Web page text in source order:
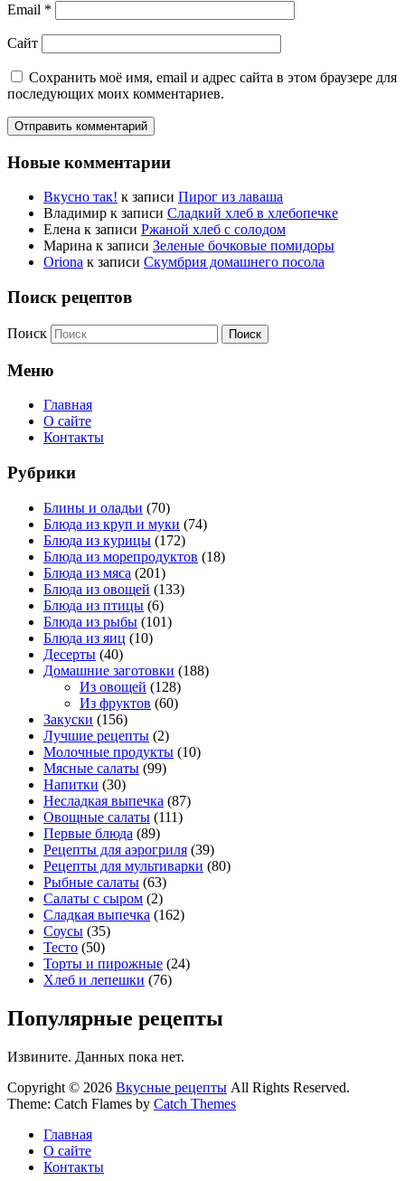
Email *
Сайт
Сохранить моё имя, email и адрес сайта в этом браузере для
последующих моих комментариев.
Новые комментарии
Вкусно так! к записи Пирог из лаваша
Владимир к записи Сладкий хлеб в хлебопечке
Елена к записи Ржаной хлеб с солодом
Марина к записи Зеленые бочковые помидоры
Oriona к записи Скумбрия домашнего посола
Поиск рецептов
Поиск
Меню
Главная
О сайте
Контакты
Рубрики
Блины и оладьи (70)
Блюда из круп и муки (74)
Блюда из курицы (172)
Блюда из морепродуктов (18)
Блюда из мяса (201)
Блюда из овощей (133)
Блюда из птицы (6)
Блюда из рыбы (101)
Блюда из яиц (10)
Десерты (40)
Домашние заготовки (188)
Из овощей (128)
Из фруктов (60)
Закуски (156)
Лучшие рецепты (2)
Молочные продукты (10)
Мясные салаты (99)
Напитки (30)
Несладкая выпечка (87)
Овощные салаты (111)
Первые блюда (89)
Рецепты для аэрогриля (39)
Рецепты для мультиварки (80)
Рыбные салаты (63)
Салаты с сыром (2)
Сладкая выпечка (162)
Соусы (35)
Тесто (50)
Торты и пирожные (24)
Хлеб и лепешки (76)
Популярные рецепты
Извините. Данных пока нет.
Copyright © 2026 Вкусные рецепты All Rights Reserved.
Theme: Catch Flames by Catch Themes
Главная
О сайте
Контакты